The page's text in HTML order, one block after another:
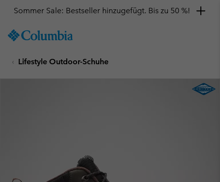
TO
SKIP
MAIN
Sommer Sale: Bestseller hinzugefügt. Bis zu 50 %!
Lifestyle Outdoor-Schuhe